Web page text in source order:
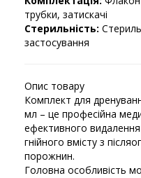
трубки, затискачі
Стерильність:
застосування
Опис товару
Комплект для
мл – це професійна
ефективного
гнійного вмісту з
порожнин.
Головна особливість